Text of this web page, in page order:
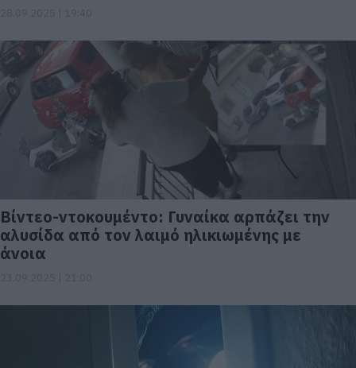
Βίντεο-ντοκουμέντο: Γυναίκα αρπάζει την
αλυσίδα από τον λαιμό ηλικιωμένης με
άνοια